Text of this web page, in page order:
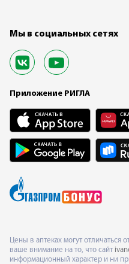
Мы в социальных сетях
Приложение РИГЛА
Цены в аптеках могут отличаться
ваше внимание на то, что сайт
информационный характер и ни